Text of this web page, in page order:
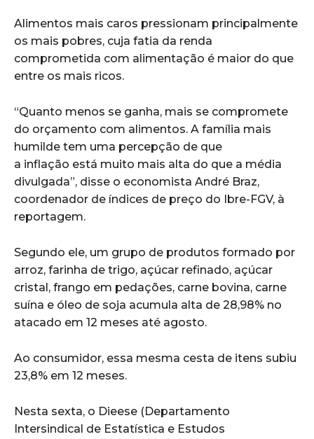
Alimentos mais caros pressionam principalmente
os mais pobres, cuja fatia da renda
comprometida com alimentação é maior do que
entre os mais ricos.
“Quanto menos se ganha, mais se compromete
do orçamento com alimentos. A família mais
humilde tem uma percepção de que
a inflação está muito mais alta do que a média
divulgada”, disse o economista André Braz,
coordenador de índices de preço do Ibre-FGV, à
reportagem.
Segundo ele, um grupo de produtos formado por
arroz, farinha de trigo, açúcar refinado, açúcar
cristal, frango em pedações, carne bovina, carne
suína e óleo de soja acumula alta de 28,98% no
atacado em 12 meses até agosto.
Ao consumidor, essa mesma cesta de itens subiu
23,8% em 12 meses.
Nesta sexta, o Dieese (Departamento
Intersindical de Estatística e Estudos